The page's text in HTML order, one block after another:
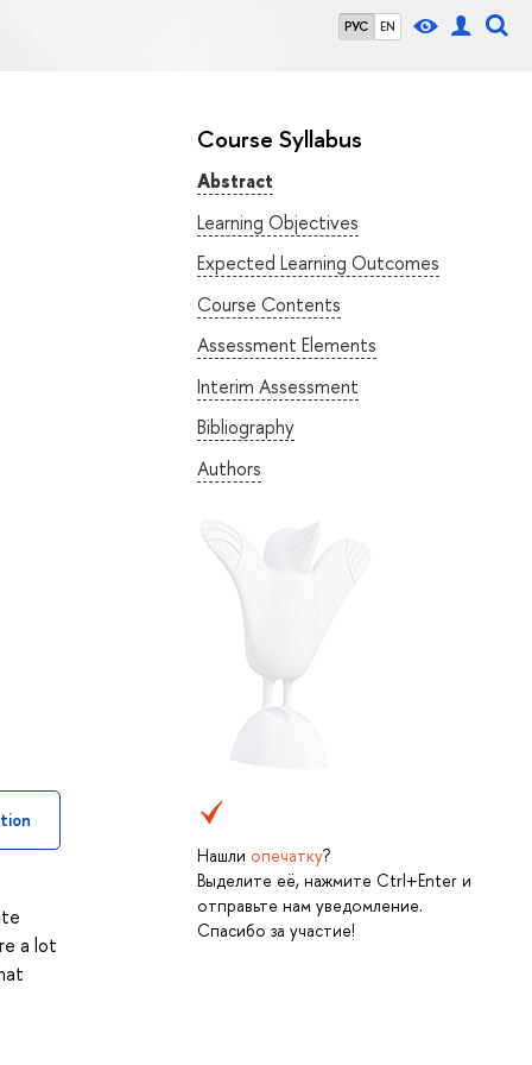
РУС EN
Course Syllabus
Abstract
Learning Objectives
Expected Learning Outcomes
Course Contents
Assessment Elements
Interim Assessment
Bibliography
Authors
Нашли опечатку?
Выделите её, нажмите Ctrl+Enter и
отправьте нам уведомление.
Спасибо за участие!
a lot